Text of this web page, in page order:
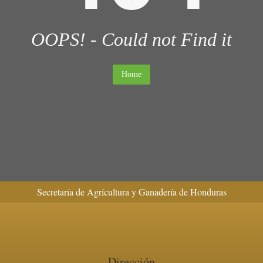
OOPS! - Could not Find it
Home
Secretaría de Agrícultura y Ganadería de Honduras